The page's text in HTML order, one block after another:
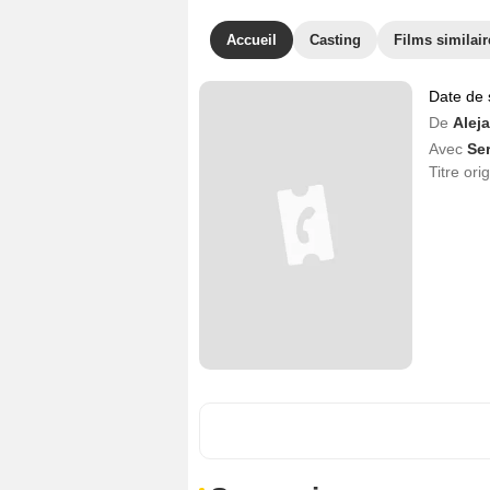
Accueil Casting Films
Date de
De
Avec
Titre